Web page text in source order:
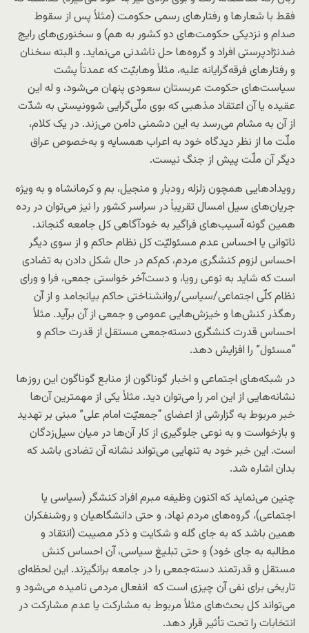
فقط با شعار‌ها و رفتار‌های رسمی حکومت (مثلاً پس از سقوط
صدام و نزدیکی حکومت‌های دو کشور به هم) و سخنوری‌های رایج
ضدنژادپرستی افراد و گروه‌ها حل ناشدنی می‌نماید. و البته سخنان
و رفتار‌های فرقه‌گرایانه علیه، مثلاً و‌هابیّت که عمدتاً پشت
سیاست‌های حکومت عربستان سعودی پنهان می‌شود، و له این
عقیده یا آن اعتقاد مذهبی که بوی ملّی‌گرایی شوونیستی به شدّت
از آن به مشام می‌رسد به این دشمنی دامن می‌زند. در یک کلام،
ملّت ما از نظر دیدگاه خود به اعراب همسایه و به‌خصوص عراق
دیگر آن ملّت پیش از جنگ نیست.
رویداد‌هایی همچون زلزله رودبار و منجیل، بم و کرمانشاه و به ویژه
جریان‌های سیل امسال تقریباً در سراسر کشور را نیز می‌توان در رده
همین گونه آسیب‌های فراگیر به خودآگاهی کل جامعه گنجاند.
ناتوانی یا احساس عدم مسئولیّت کل نظام حاکم و از سوی دیگر
احساس لزوم کنشگری مردم، کم‌کم در حال شکل دادن به تضادی
است که شاید به نوعی رویا، و دست‌آخر خواستی جمعی، فرا و ورای
نظام کلّی اجتماعی/سیاسی/روانشناختی حاکم بیانجامد و از آن
رهگذر کنش‌ها و خیزش‌هایی عمومی و جمعی از آن برآید. مثلاً
احساس قدرت کنشگری دسته‌جمعی مستقل از قدرت حاکم و
“مسئول” را افزایش دهد.
در شبکه‌های اجتماعی و اخبار گوناگون از منابع گوناگون این روز‌ها
نشانه‌هایی از این امر را می‌توان دید. مثلاً یکی از مهمترین آن‌ها
خبر مربوط به گزارشی از اعضای “جمعیّت امام علی” مبنی بر تهدید
و بازخواست و به نوعی جلوگیری از کار آن‌ها در میان سیل‌زدگان
است. این خبر خود به تنهایی می‌تواند نشانه آن تضادی باشد که
بدان اشاره شد.
چنین می‌نماید که اکنون وظیفه مبرم افراد کنشگر (سیاسی یا
اجتماعی)، گروه‌های مردم نهاد، و حتی دانشگاهیان و روشنفکران
همین باشد که به جای گله و شکایت و ذکر مصیبت (انتقاد و
مطالبه به جای خود) و حتی تبلیغ سیاسی، آن احساس کنش
مستقل و قدرتمند دسته‌جمعی را در جامعه برانگیزند. این لحظه‌ای
تاریخی برای نفی آن چیزی است که انفعال مردمی نامیده می‌شود و
می‌تواند کل بحث‌های مثلاً مربوط به مشارکت یا عدم مشارکت در
انتخابات را تحت تأثیر قرار دهد.